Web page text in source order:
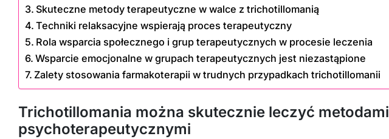
Skuteczne metody terapeutyczne w walce z trichotillomanią
Techniki relaksacyjne wspierają proces terapeutyczny
Rola wsparcia społecznego i grup terapeutycznych w procesie leczenia
Wsparcie emocjonalne w grupach terapeutycznych jest niezastąpione
Zalety stosowania farmakoterapii w trudnych przypadkach trichotillomanii
Trichotillomania można skutecznie leczyć metodami
psychoterapeutycznymi